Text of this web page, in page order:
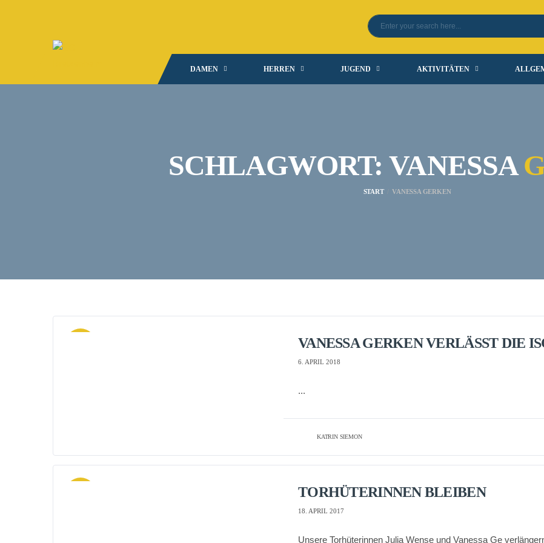
DAMEN HERREN JUGEND AKTIVITÄTEN
SCHLAGWORT: VANESSA
START VANESSA GERKEN
VANESSA GERKEN VERLÄSST DIE
6. APRIL 2018
...
KATRIN SIEMON
TORHÜTERINNEN BLEIBEN
18. APRIL 2017
Unsere Torhüterinnen Julia Wense und Vanessa Ge